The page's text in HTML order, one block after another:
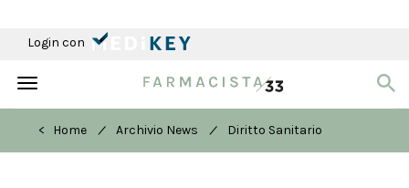
Login con
Toggle
< Home
/ Archivio News / Diritto Sanitario